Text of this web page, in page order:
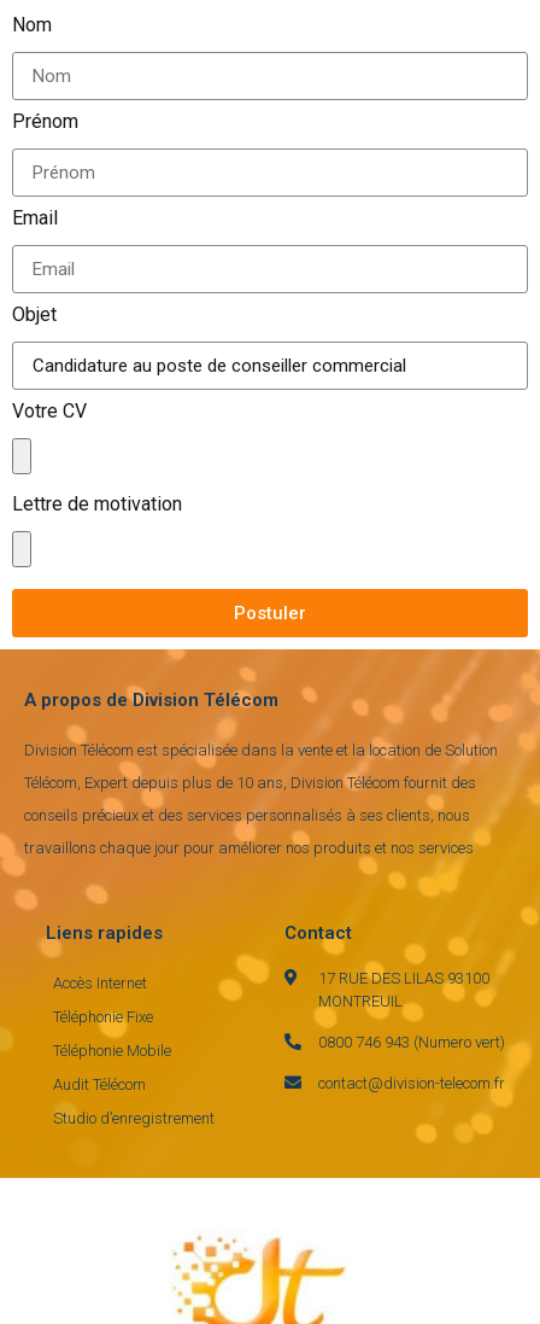
Nom
Prénom
Email
Objet
Votre CV
Lettre de motivation
Postuler
A propos de Division Télécom
Division Télécom est spécialisée dans la vente et la location de Solution
Télécom, Expert depuis plus de 10 ans, Division Télécom fournit des
conseils précieux et des services personnalisés à ses clients, nous
travaillons chaque jour pour améliorer nos produits et nos services
Liens rapides
Accès Internet
Téléphonie Fixe
Téléphonie Mobile
Audit Télécom
Studio d’enregistrement
Contact
17 RUE DES LILAS 93100
MONTREUIL
0800 746 943 (Numero vert)
contact@division-telecom.fr